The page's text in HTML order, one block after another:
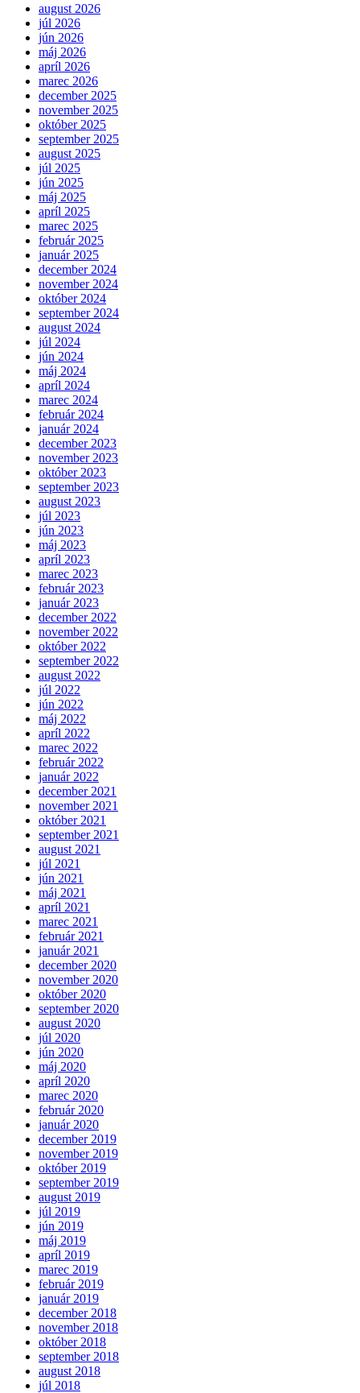
august 2026
júl 2026
jún 2026
máj 2026
apríl 2026
marec 2026
december 2025
november 2025
október 2025
september 2025
august 2025
júl 2025
jún 2025
máj 2025
apríl 2025
marec 2025
február 2025
január 2025
december 2024
november 2024
október 2024
september 2024
august 2024
júl 2024
jún 2024
máj 2024
apríl 2024
marec 2024
február 2024
január 2024
december 2023
november 2023
október 2023
september 2023
august 2023
júl 2023
jún 2023
máj 2023
apríl 2023
marec 2023
február 2023
január 2023
december 2022
november 2022
október 2022
september 2022
august 2022
júl 2022
jún 2022
máj 2022
apríl 2022
marec 2022
február 2022
január 2022
december 2021
november 2021
október 2021
september 2021
august 2021
júl 2021
jún 2021
máj 2021
apríl 2021
marec 2021
február 2021
január 2021
december 2020
november 2020
október 2020
september 2020
august 2020
júl 2020
jún 2020
máj 2020
apríl 2020
marec 2020
február 2020
január 2020
december 2019
november 2019
október 2019
september 2019
august 2019
júl 2019
jún 2019
máj 2019
apríl 2019
marec 2019
február 2019
január 2019
december 2018
november 2018
október 2018
september 2018
august 2018
júl 2018